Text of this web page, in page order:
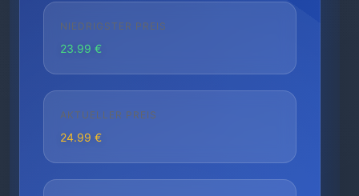
NIEDRIGSTER PREIS
23.99 €
AKTUELLER PREIS
24.99 €